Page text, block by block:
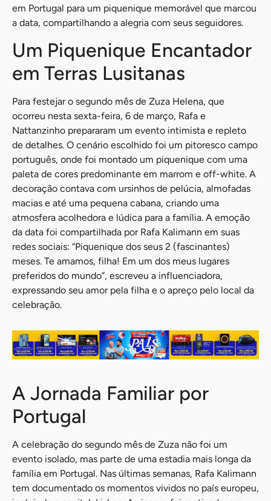
em Portugal para um piquenique memorável que marcou
a data, compartilhando a alegria com seus seguidores.
Um Piquenique Encantador
em Terras Lusitanas
Para festejar o segundo mês de Zuza Helena, que
ocorreu nesta sexta-feira, 6 de março, Rafa e
Nattanzinho prepararam um evento intimista e repleto
de detalhes. O cenário escolhido foi um pitoresco campo
português, onde foi montado um piquenique com uma
paleta de cores predominante em marrom e off-white. A
decoração contava com ursinhos de pelúcia, almofadas
macias e até uma pequena cabana, criando uma
atmosfera acolhedora e lúdica para a família. A emoção
da data foi compartilhada por Rafa Kalimann em suas
redes sociais: “Piquenique dos seus 2 (fascinantes)
meses. Te amamos, filha! Em um dos meus lugares
preferidos do mundo”, escreveu a influenciadora,
expressando seu amor pela filha e o apreço pelo local da
celebração.
A Jornada Familiar por
Portugal
A celebração do segundo mês de Zuza não foi um
evento isolado, mas parte de uma estadia mais longa da
família em Portugal. Nas últimas semanas, Rafa Kalimann
tem documentado os momentos vividos no país europeu,